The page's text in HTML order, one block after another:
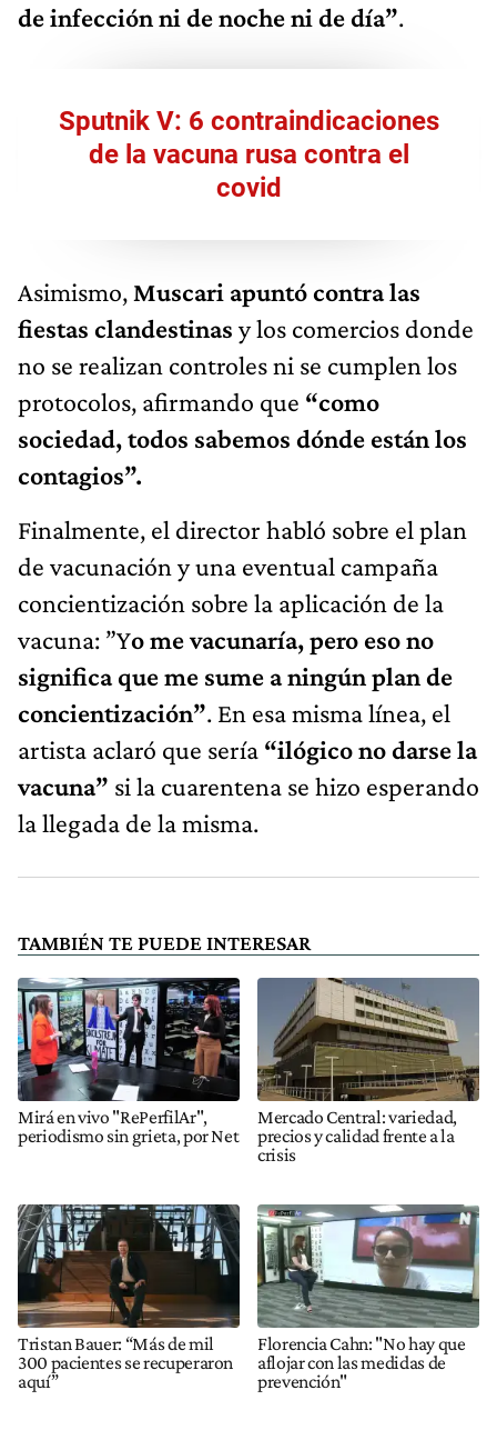
de infección ni de noche ni de día”.
Sputnik V: 6 contraindicaciones
de la vacuna rusa contra el
covid
Asimismo, Muscari apuntó contra las
fiestas clandestinas y los comercios donde
no se realizan controles ni se cumplen los
protocolos, afirmando que “como
sociedad, todos sabemos dónde están los
contagios”.
Finalmente, el director habló sobre el plan
de vacunación y una eventual campaña
concientización sobre la aplicación de la
vacuna: ”Yo me vacunaría, pero eso no
significa que me sume a ningún plan de
concientización”. En esa misma línea, el
artista aclaró que sería “ilógico no darse la
vacuna” si la cuarentena se hizo esperando
la llegada de la misma.
TAMBIÉN TE PUEDE INTERESAR
Mirá en vivo "RePerfilAr",
periodismo sin grieta, por Net
Mercado Central: variedad,
precios y calidad frente a la
crisis
Tristan Bauer: “Más de mil
300 pacientes se recuperaron
aquí”
Florencia Cahn: "No hay que
aflojar con las medidas de
prevención"